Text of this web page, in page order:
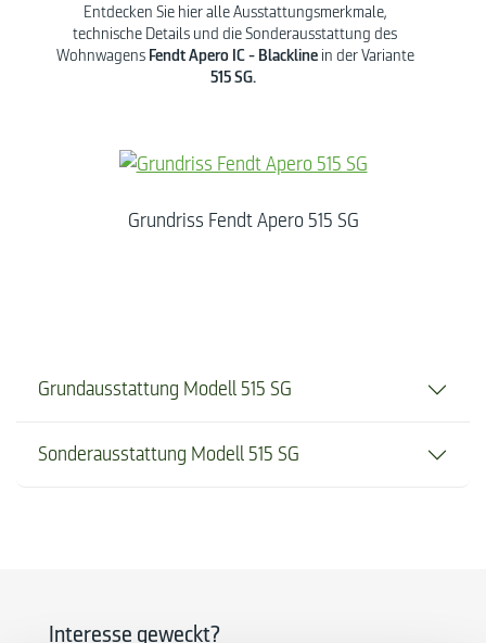
Entdecken Sie hier alle Ausstattungsmerkmale,
technische Details und die Sonderausstattung des
Wohnwagens Fendt Apero IC - Blackline in der Variante
515 SG.
Grundriss Fendt Apero 515 SG
Grundausstattung Modell 515 SG
Sonderausstattung Modell 515 SG
Interesse geweckt?